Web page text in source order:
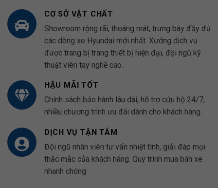
CƠ SỞ VẬT CHẤT
Showroom rộng rãi, thoáng mát, trưng bày đầy đủ
các dòng xe Hyundai mới nhất. Xưởng dịch vụ
được trang bị trang thiết bị hiện đại, đội ngũ kỹ
thuật viên tay nghề cao.
HẬU MÃI TỐT
Chính sách bảo hành lâu dài, hỗ trợ cứu hộ 24/7,
nhiều chương trình ưu đãi dành cho khách hàng.
DỊCH VỤ TẬN TÂM
Đội ngũ nhân viên tư vấn nhiệt tình, giải đáp mọi
thắc mắc của khách hàng. Quy trình mua bán xe
nhanh chóng